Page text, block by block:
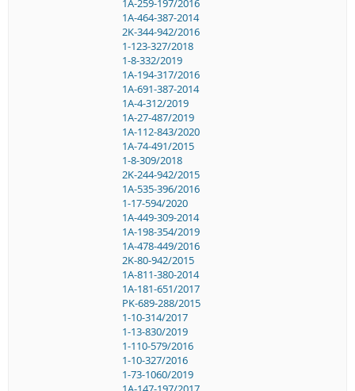
1A-464-387-2014
2K-344-942/2016
1-123-327/2018
1-8-332/2019
1A-194-317/2016
1A-691-387-2014
1A-4-312/2019
1A-27-487/2019
1A-112-843/2020
1A-74-491/2015
1-8-309/2018
2K-244-942/2015
1A-535-396/2016
1-17-594/2020
1A-449-309-2014
1A-198-354/2019
1A-478-449/2016
2K-80-942/2015
1A-811-380-2014
1A-181-651/2017
PK-689-288/2015
1-10-314/2017
1-13-830/2019
1-110-579/2016
1-10-327/2016
1-73-1060/2019